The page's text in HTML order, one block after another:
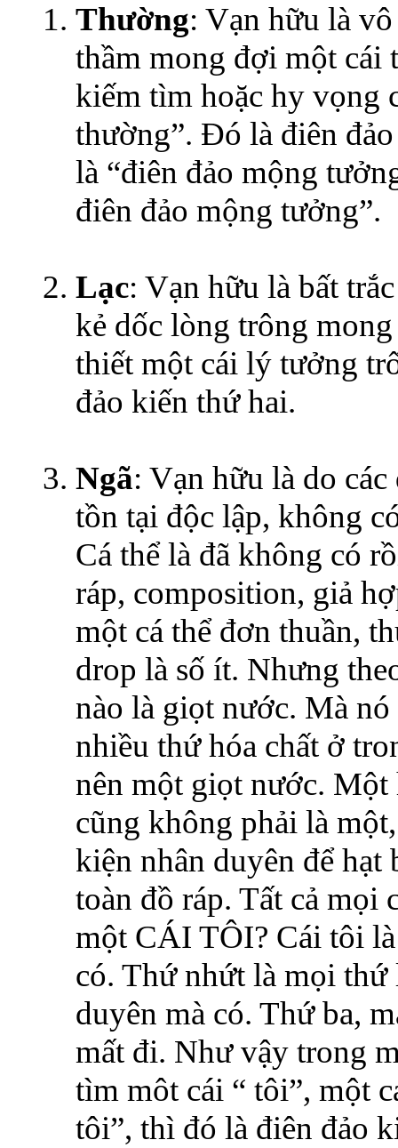
Thường: Vạn hữu là
thầm mong đợi một cái
kiếm tìm hoặc hy vọng
thường”. Đó là điên
là “điên đảo mộng
điên đảo mộng tưởng”.
Lạc: Vạn hữu là bất
kẻ dốc lòng trông
thiết một cái lý tưởng
đảo kiến thứ hai.
Ngã: Vạn hữu là do
tồn tại độc lập, không
Cá thể là đã không có
ráp, composition, giả
một cá thể đơn thuần,
drop là số ít. Nhưng
nào là giọt nước. Mà
nhiều thứ hóa chất ở
nên một giọt nước.
cũng không phải là
kiện nhân duyên để
toàn đồ ráp. Tất cả mọi
một CÁI TÔI? Cái tôi
có. Thứ nhứt là mọi
duyên mà có. Thứ ba,
mất đi. Như vậy trong
tìm môt cái “ tôi”, một
tôi”, thì đó là điên đảo